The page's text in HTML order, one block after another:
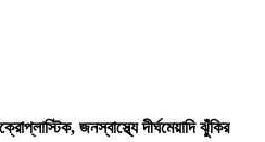
জনস্বাস্থ্যে দীর্ঘমেয়াদি ঝুঁকির